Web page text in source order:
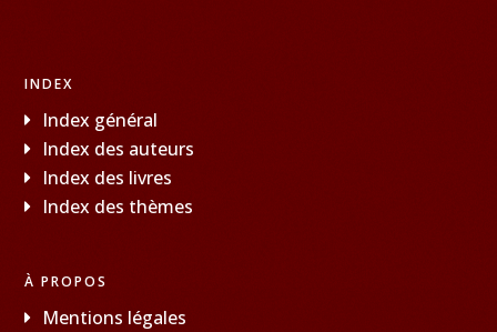
INDEX
Index général
Index des auteurs
Index des livres
Index des thèmes
À PROPOS
Mentions légales